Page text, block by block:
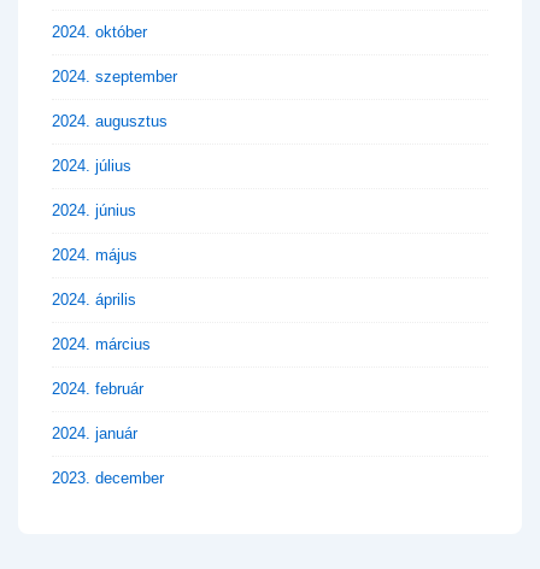
2024. október
2024. szeptember
2024. augusztus
2024. július
2024. június
2024. május
2024. április
2024. március
2024. február
2024. január
2023. december